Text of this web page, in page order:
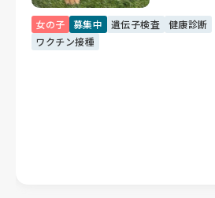
女の子 募集中 遺伝子検査
健康診断
ワクチン接種